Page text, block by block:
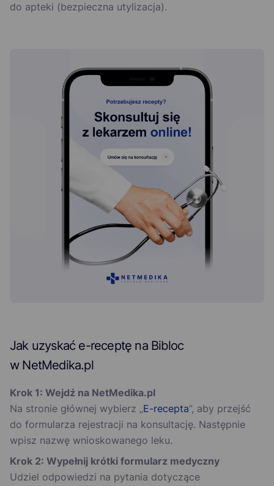
do apteki (bezpieczna utylizacja).
Jak uzyskać e-receptę na Bibloc
w NetMedika.pl
Krok 1: Wejdź na NetMedika.pl
Na stronie głównej wybierz „E-recepta”, aby przejść
do formularza rejestracji na konsultację. Następnie
wpisz nazwę wnioskowanego leku.
Krok 2: Wypełnij krótki formularz medyczny
Udziel odpowiedzi na pytania dotyczące